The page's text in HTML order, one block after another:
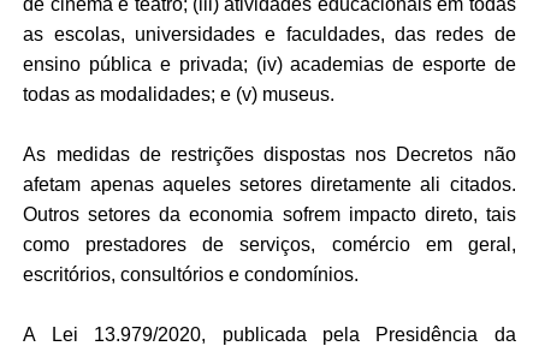
as escolas, universidades e faculdades, das redes de
ensino pública e privada; (iv) academias de esporte de
todas as modalidades; e (v) museus.
As medidas de restrições dispostas nos Decretos não
afetam apenas aqueles setores diretamente ali citados.
Outros setores da economia sofrem impacto direto, tais
como prestadores de serviços, comércio em geral,
escritórios, consultórios e condomínios.
A Lei 13.979/2020, publicada pela Presidência da